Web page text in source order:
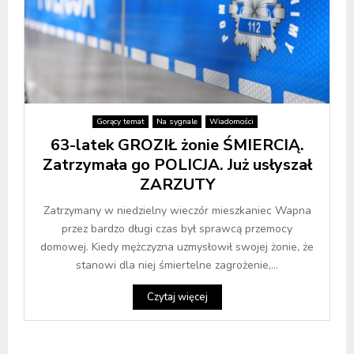
Gorący temat Na sygnale Wiadomości
63-latek GROZIŁ żonie ŚMIERCIĄ.
Zatrzymała go POLICJA. Już usłyszał
ZARZUTY
Zatrzymany w niedzielny wieczór mieszkaniec Wapna
przez bardzo długi czas był sprawcą przemocy
domowej. Kiedy mężczyzna uzmysłowił swojej żonie, że
stanowi dla niej śmiertelne zagrożenie,...
Czytaj więcej